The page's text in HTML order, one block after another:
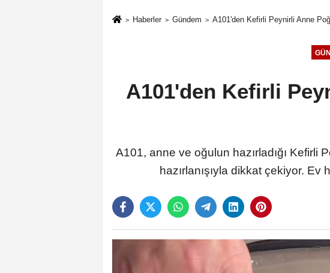
Haberler Gündem A101'den Kefirli Peynirli Anne
A101'den Kefirli
A101, anne ve oğulun hazırladığı Kefirli
hazırlanışıyla dikkat çekiyor.